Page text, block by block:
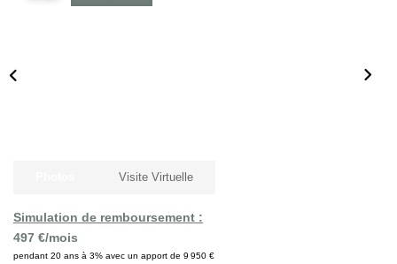
CONTACT
Simulation de remboursement :
497 €/mois
pendant 20 ans à 3% avec un apport de 9 950 €
Visite Virtuelle